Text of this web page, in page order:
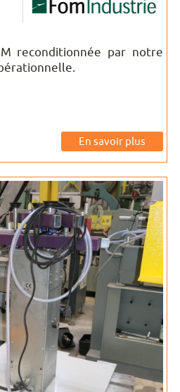
reconditionnée par notre
En savoir plus